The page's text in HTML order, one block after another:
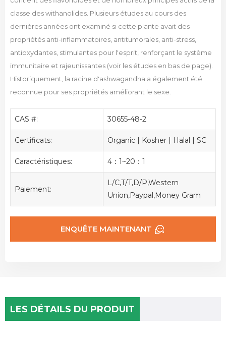
classe des withanolides. Plusieurs études au cours des
dernières années ont examiné si cette plante avait des
propriétés anti-inflammatoires, antitumorales, anti-stress,
antioxydantes, stimulantes pour l'esprit, renforçant le système
immunitaire et rajeunissantes (voir les études en bas de page).
Historiquement, la racine d'ashwagandha a également été
reconnue pour ses propriétés améliorant le sexe.
CAS #: 30655-48-2
Certificats: Organic | Kosher | Halal | SC
Caractéristiques: 4：1~20：1
Paiement:
L/C,T/T,D/P,Western
Union,Paypal,Money Gram
ENQUÊTE MAINTENANT
LES DÉTAILS DU PRODUIT